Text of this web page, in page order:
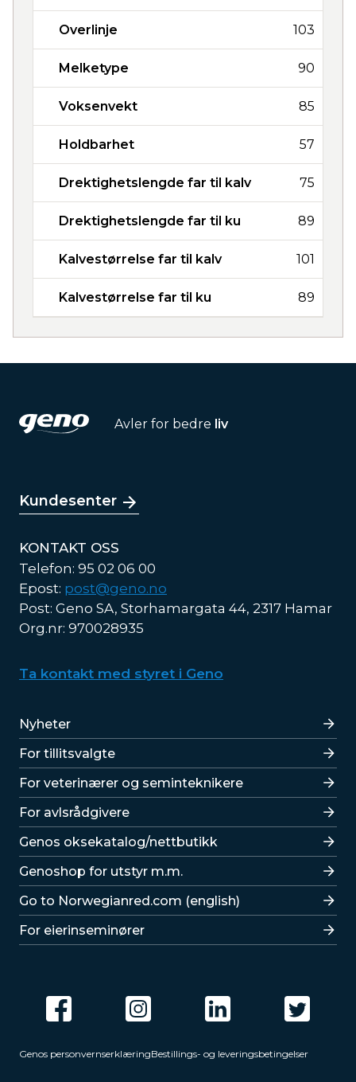
Overlinje 103
Melketype 90
Voksenvekt 85
Holdbarhet 57
Drektighetslengde far til kalv 75
Drektighetslengde far til ku 89
Kalvestørrelse far til kalv 101
Kalvestørrelse far til ku 89
Avler for bedre liv
Kundesenter
KONTAKT OSS
Telefon: 95 02 06 00
Epost: post@geno.no
Post: Geno SA, Storhamargata 44, 2317 Hamar
Org.nr: 970028935
Ta kontakt med styret i Geno
Lenker
Nyheter
For tillitsvalgte
For veterinærer og seminteknikere
For avlsrådgivere
Lenker
Genos oksekatalog/nettbutikk
Genoshop for utstyr m.m.
Go to Norwegianred.com (english)
For eierinseminører
Genos personvernserklæringBestillings- og leveringsbetingelser